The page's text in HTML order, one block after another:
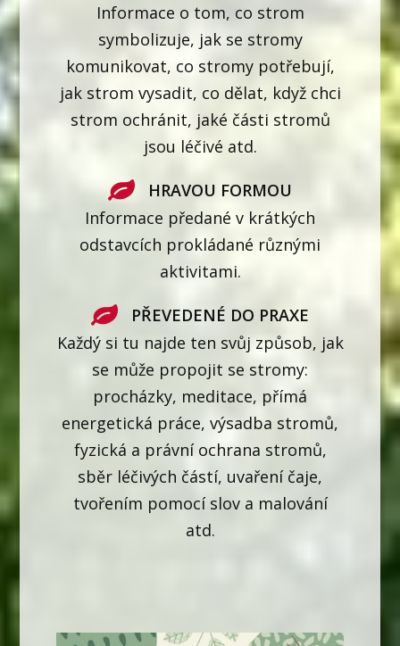
Informace o tom, co strom
symbolizuje, jak se stromy
komunikovat, co stromy potřebují,
jak strom vysadit, co dělat, když chci
strom ochránit, jaké části stromů
jsou léčivé atd.
HRAVOU FORMOU
Informace předané v krátkých
odstavcích prokládané různými
aktivitami.
PŘEVEDENÉ DO PRAXE
Každý si tu najde ten svůj způsob, jak
se může propojit se stromy:
procházky, meditace, přímá
energetická práce, výsadba stromů,
fyzická a právní ochrana stromů,
sběr léčivých částí, uvaření čaje,
tvořením pomocí slov a malování
atd.